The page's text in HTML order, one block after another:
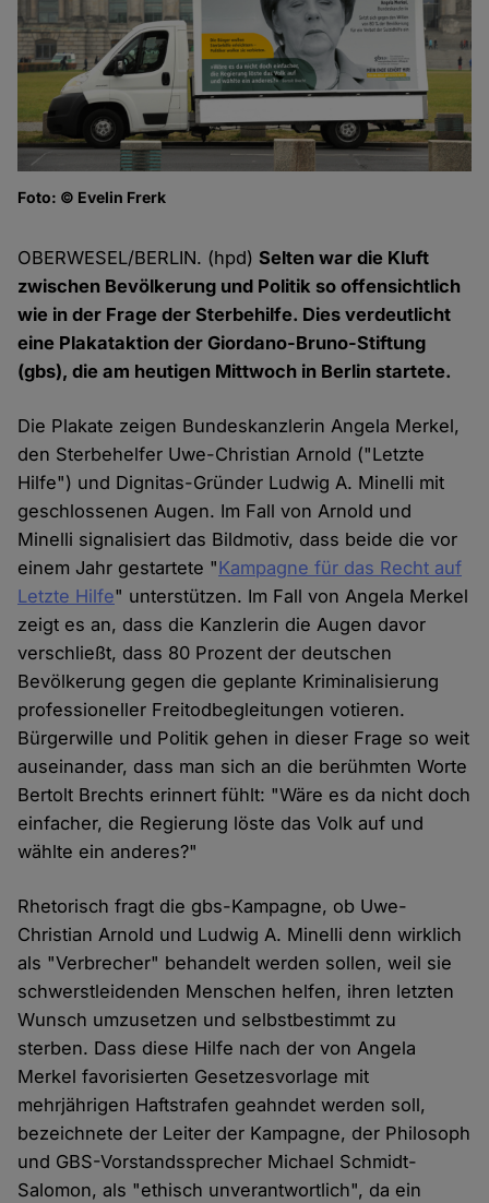
Foto: © Evelin Frerk
OBERWESEL/BERLIN. (hpd)Selten war die Kluft
zwischen Bevölkerung und Politik so offensichtlich
wie in der Frage der Sterbehilfe. Dies verdeutlicht
eine Plakataktion der Giordano-Bruno-Stiftung
(gbs), die am heutigen Mittwoch in Berlin startete.
Die Plakate zeigen Bundeskanzlerin Angela Merkel,
den Sterbehelfer Uwe-Christian Arnold ("Letzte
Hilfe") und Dignitas-Gründer Ludwig A. Minelli mit
geschlossenen Augen. Im Fall von Arnold und
Minelli signalisiert das Bildmotiv, dass beide die vor
einem Jahr gestartete "Kampagne für das Recht auf
Letzte Hilfe" unterstützen. Im Fall von Angela Merkel
zeigt es an, dass die Kanzlerin die Augen davor
verschließt, dass 80 Prozent der deutschen
Bevölkerung gegen die geplante Kriminalisierung
professioneller Freitodbegleitungen votieren.
Bürgerwille und Politik gehen in dieser Frage so weit
auseinander, dass man sich an die berühmten Worte
Bertolt Brechts erinnert fühlt: "Wäre es da nicht doch
einfacher, die Regierung löste das Volk auf und
wählte ein anderes?"
Rhetorisch fragt die gbs-Kampagne, ob Uwe-
Christian Arnold und Ludwig A. Minelli denn wirklich
als "Verbrecher" behandelt werden sollen, weil sie
schwerstleidenden Menschen helfen, ihren letzten
Wunsch umzusetzen und selbstbestimmt zu
sterben. Dass diese Hilfe nach der von Angela
Merkel favorisierten Gesetzesvorlage mit
mehrjährigen Haftstrafen geahndet werden soll,
bezeichnete der Leiter der Kampagne, der Philosoph
und GBS-Vorstandssprecher Michael Schmidt-
Salomon, als "ethisch unverantwortlich", da ein